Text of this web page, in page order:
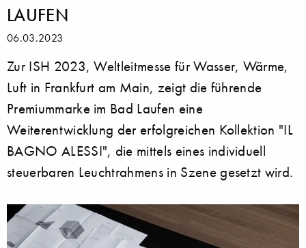
LAUFEN
06.03.2023
Zur ISH 2023, Weltleitmesse für Wasser, Wärme,
Luft in Frankfurt am Main, zeigt die führende
Premiummarke im Bad Laufen eine
Weiterentwicklung der erfolgreichen Kollektion "IL
BAGNO ALESSI", die mittels eines individuell
steuerbaren Leuchtrahmens in Szene gesetzt wird.